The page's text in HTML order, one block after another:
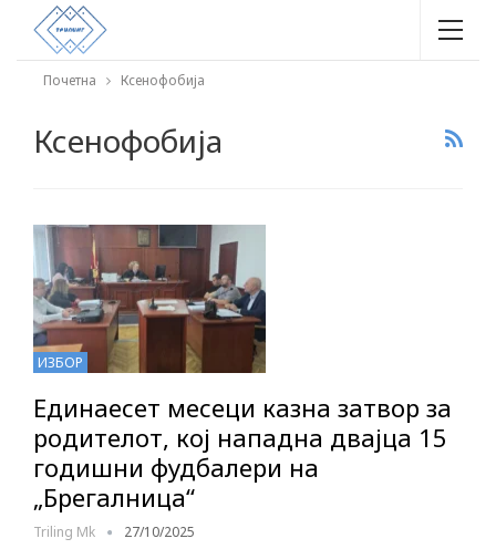
Почетна Ксенофобија
Ксенофобија
ИЗБОР
Единаесет месеци казна затвор за
родителот, кој нападна двајца 15
годишни фудбалери на
„Брегалница“
Triling Mk 27/10/2025